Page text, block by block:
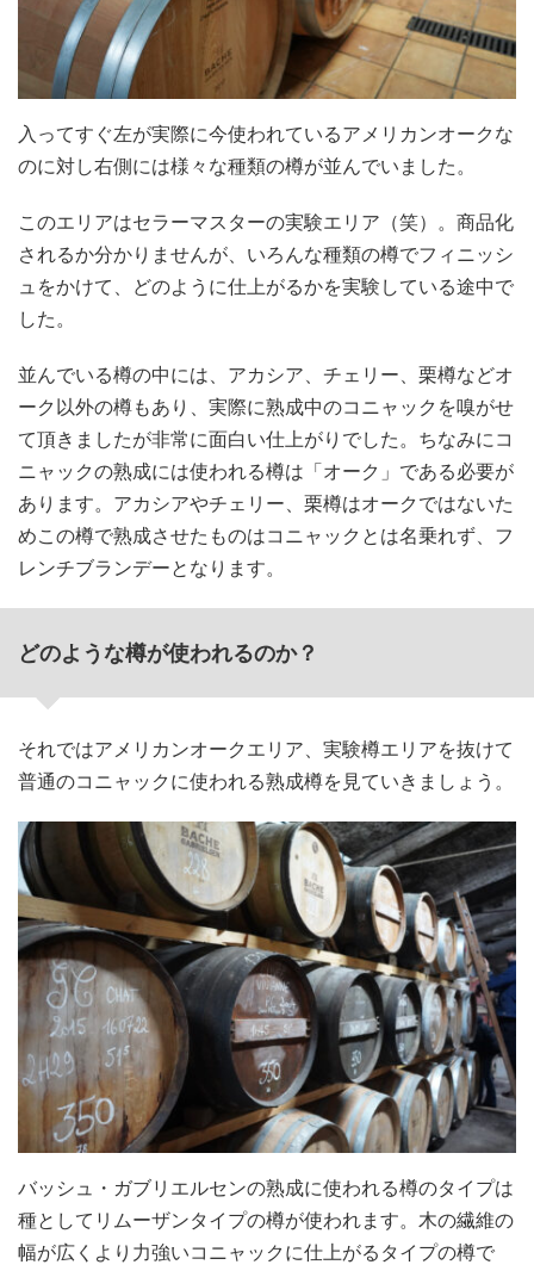
入ってすぐ左が実際に今使われているアメリカンオークな
のに対し右側には様々な種類の樽が並んでいました。
このエリアはセラーマスターの実験エリア（笑）。商品化
されるか分かりませんが、いろんな種類の樽でフィニッシ
ュをかけて、どのように仕上がるかを実験している途中で
した。
並んでいる樽の中には、アカシア、チェリー、栗樽などオ
ーク以外の樽もあり、実際に熟成中のコニャックを嗅がせ
て頂きましたが非常に面白い仕上がりでした。ちなみにコ
ニャックの熟成には使われる樽は「オーク」である必要が
あります。アカシアやチェリー、栗樽はオークではないた
めこの樽で熟成させたものはコニャックとは名乗れず、フ
レンチブランデーとなります。
どのような樽が使われるのか？
それではアメリカンオークエリア、実験樽エリアを抜けて
普通のコニャックに使われる熟成樽を見ていきましょう。
バッシュ・ガブリエルセンの熟成に使われる樽のタイプは
種としてリムーザンタイプの樽が使われます。木の繊維の
幅が広くより力強いコニャックに仕上がるタイプの樽で